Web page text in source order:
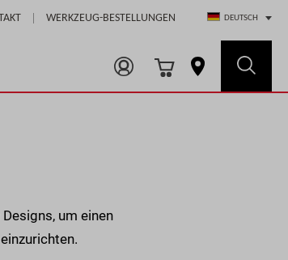
WERKZEUG-BESTELLUNGEN
Select Store
DEUTSCH
um einen